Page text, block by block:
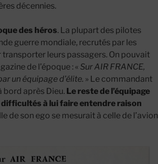
décennies.
des héros. La plupart des pilotes
guerre mondiale, recrutés par les
leurs passagers. On pouvait
de l’époque : « Sur AIR FRANCE,
un équipage d’élite. » Le commandant
bord après Dieu. Le reste de l’équipage
à lui faire entendre raison
de son ego se mesurait à celle de l’avion